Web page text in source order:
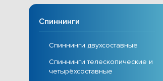
Спиннинги
Спиннинги двухсоставные
Спиннинги телескопические и
четырёхсоставные